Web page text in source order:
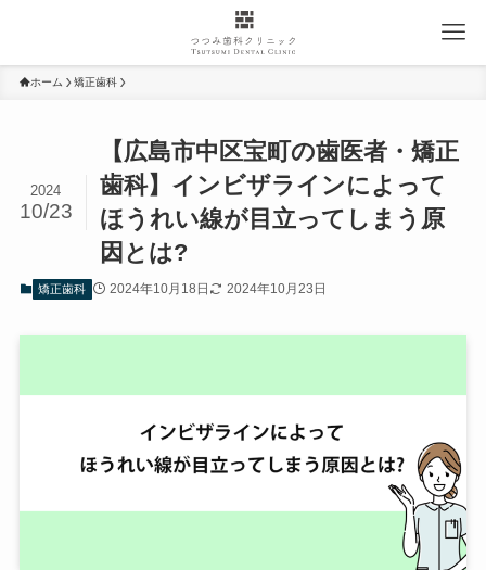
ホーム 矯正歯科
【広島市中区宝町の歯医者・矯正
歯科】インビザラインによって
ほうれい線が目立ってしまう原
因とは?
2024
10/23
矯正歯科 2024年10月18日 2024年10月23日